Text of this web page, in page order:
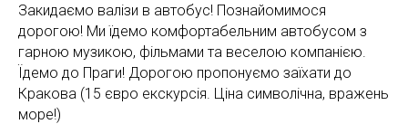
Закидаємо валізи в автобус! Познайомимося
дорогою! Ми їдемо комфортабельним автобусом з
гарною музикою, фільмами та веселою компанією.
Їдемо до Праги! Дорогою пропонуємо заїхати до
Кракова (15 євро екскурсія. Ціна символічна, вражень
море!)